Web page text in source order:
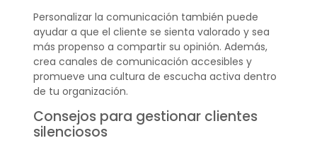
Personalizar la comunicación también puede
ayudar a que el cliente se sienta valorado y sea
más propenso a compartir su opinión. Además,
crea canales de comunicación accesibles y
promueve una cultura de escucha activa dentro
de tu organización.
Consejos para gestionar clientes
silenciosos